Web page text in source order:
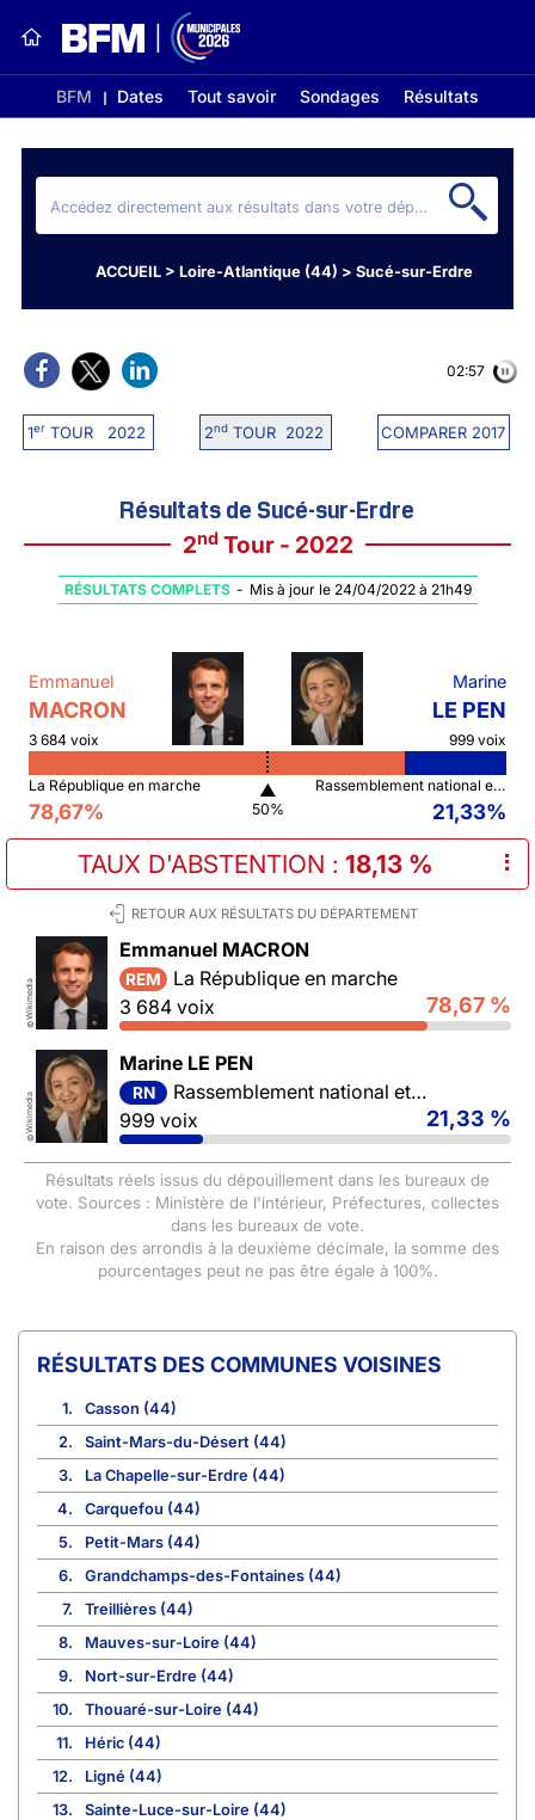
BFM Dates Tout savoir Sondages Résultats
ACCUEIL > Loire-Atlantique (44) > Sucé-sur-Erdre
1erTOUR 2022 2ndTOUR 2022 COMPARER 2017
02:56
Résultats de Sucé-sur-Erdre
2ndTour - 2022
RÉSULTATS COMPLETS - Mis à jour le 24/04/2022 à 21h49
Emmanuel
MACRON
3 684 voix
Marine
LE PEN
999 voix
La République en marche
78,67%
▲
50%
Rassemblement national et ses alliés
21,33%
TAUX D'ABSTENTION : 18,13 % ⠇
RETOUR AUX RÉSULTATS DU DÉPARTEMENT
©
Wikimedia
Emmanuel MACRON
REM
La République en marche
3 684 voix
78,67 %
©
Wikimedia
Marine LE PEN
RN
Rassemblement national et ses alliés
999 voix
21,33 %
Résultats réels issus du dépouillement dans les bureaux de
vote. Sources : Ministère de l'intérieur, Préfectures, collectes
dans les bureaux de vote.
En raison des arrondis à la deuxième décimale, la somme des
pourcentages peut ne pas être égale à 100%.
COMMUNES VOISINES
1.
Casson (44)
2.
Saint-Mars-du-Désert (44)
3.
La Chapelle-sur-Erdre (44)
4.
Carquefou (44)
5.
Petit-Mars (44)
6.
Grandchamps-des-Fontaines (44)
7.
Treillières (44)
8.
Mauves-sur-Loire (44)
9.
Nort-sur-Erdre (44)
10.
Thouaré-sur-Loire (44)
11.
Héric (44)
12.
Ligné (44)
13.
Sainte-Luce-sur-Loire (44)